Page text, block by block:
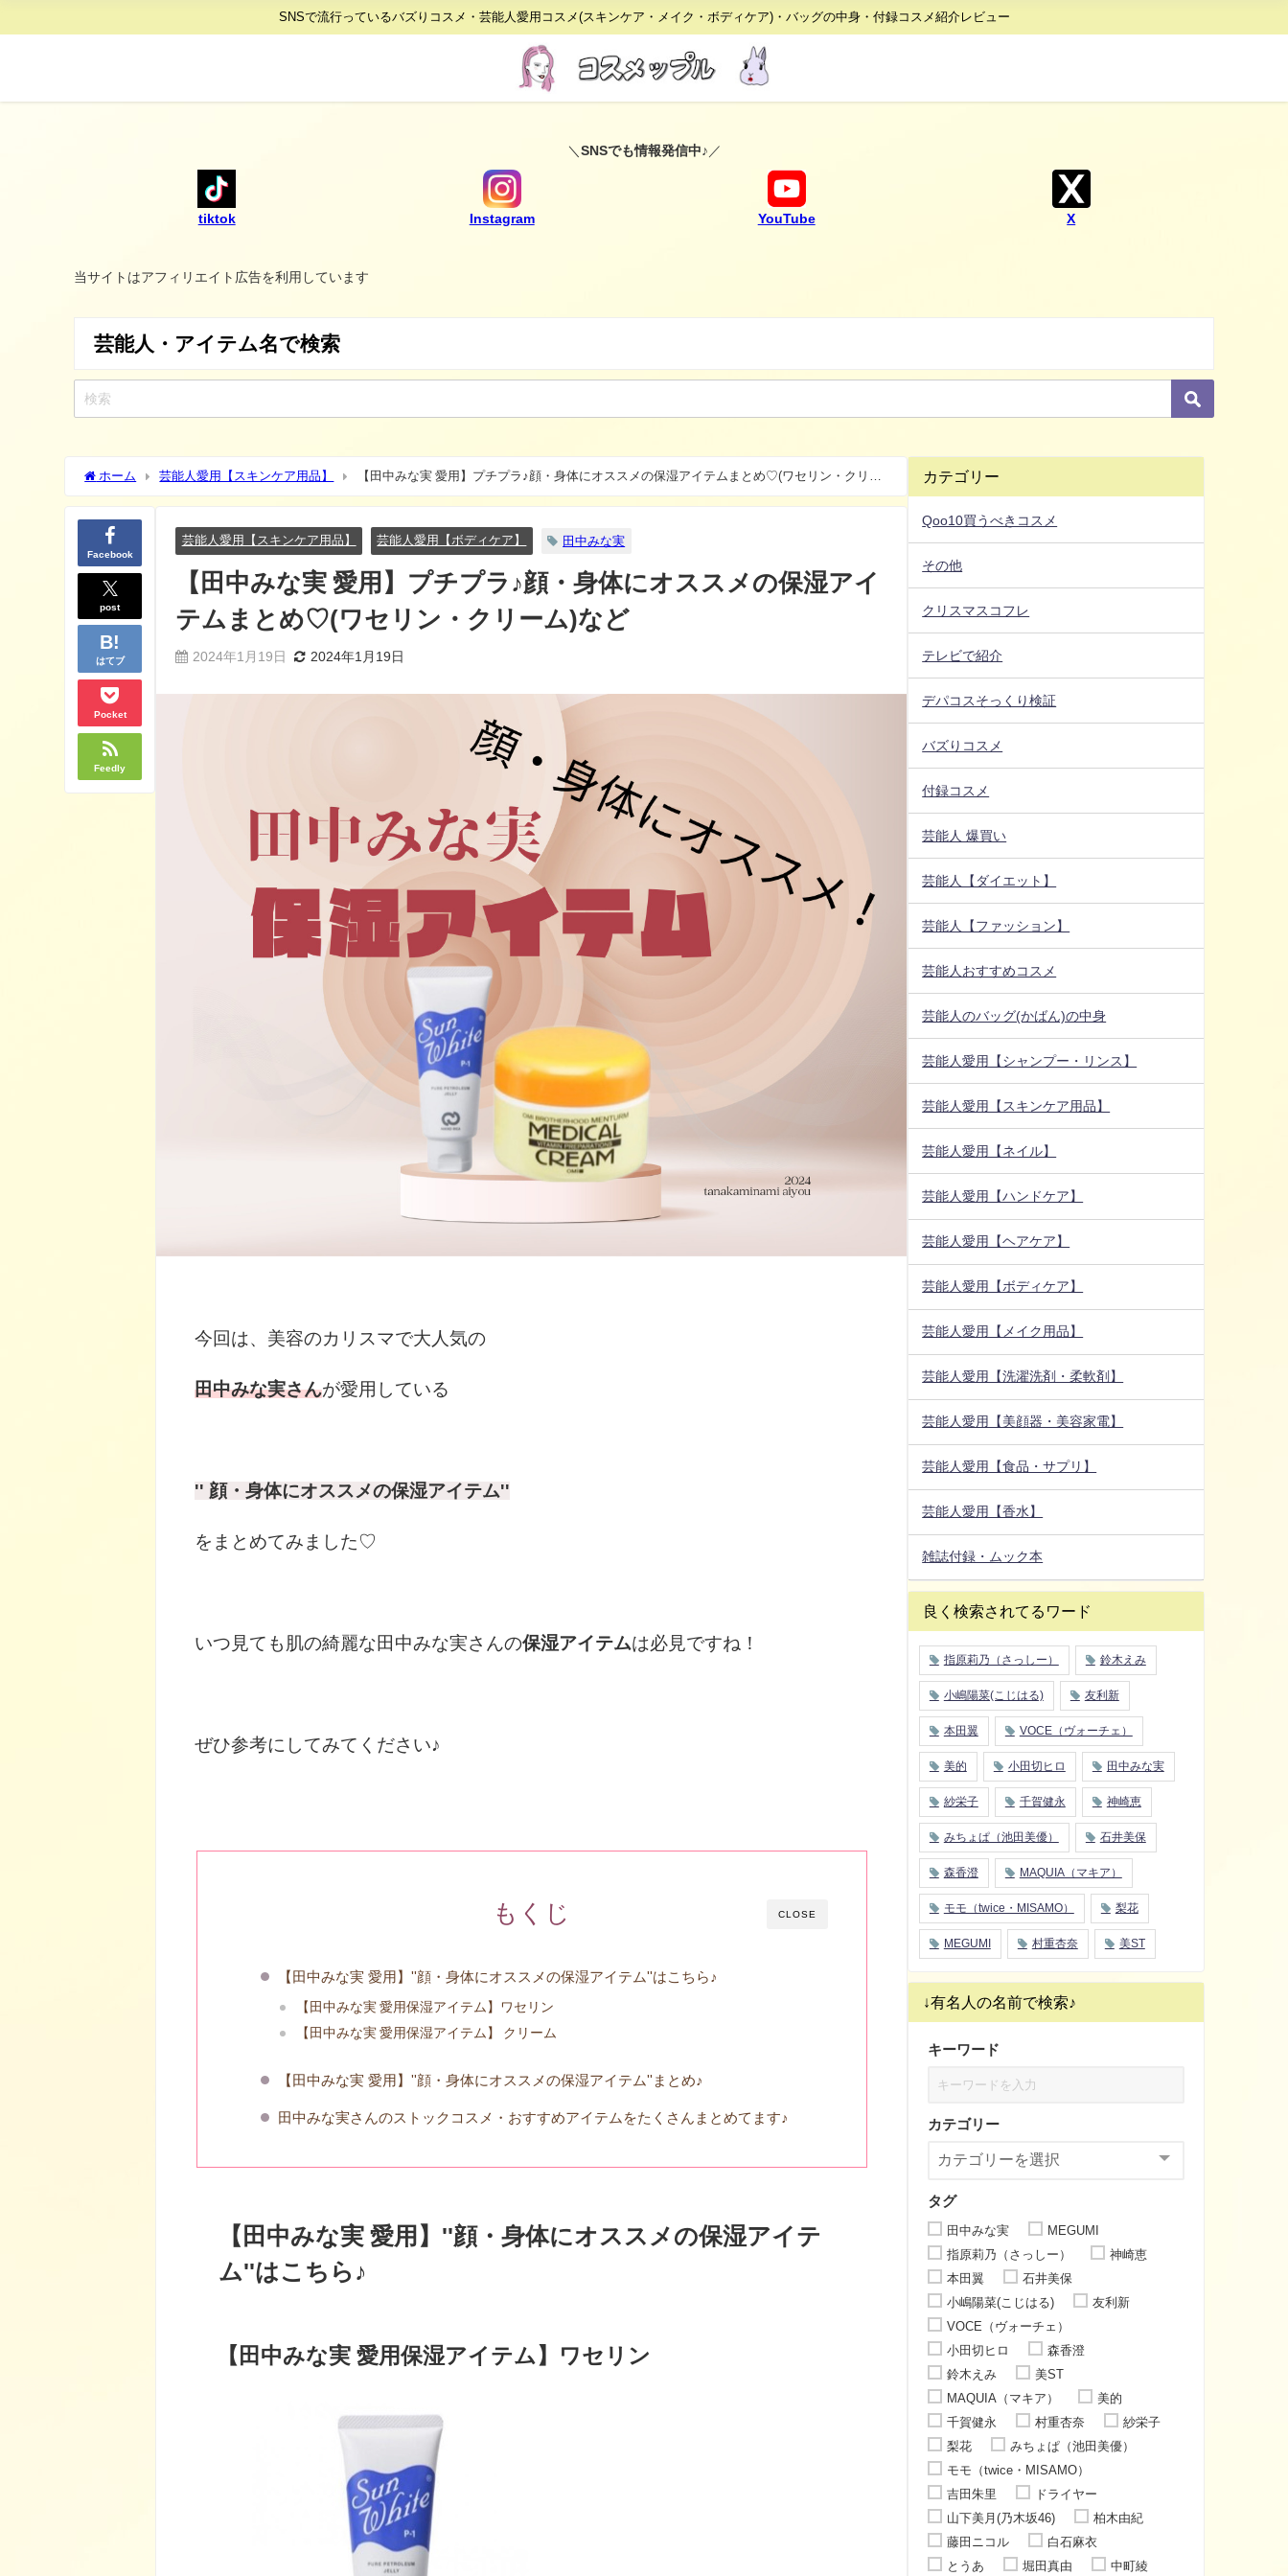
SNSで流行っているバズりコスメ・芸能人愛用コスメ(スキンケア・メイク・ボディケア)・バッグの中身・付録コスメ紹介レビュー
＼ SNSでも情報発信中♪ ／
tiktok Instagram YouTube X
当サイトはアフィリエイト広告を利用しています
芸能人・アイテム名で検索
ホーム 芸能人愛用【スキンケア用品】
【田中みな実 愛用】プチプラ♪顔・身体にオススメの保湿アイテムまとめ♡(ワセリン・クリー
ム)など
Facebook
post
はてブ
Pocket
Feedly
芸能人愛用【スキンケア用品】 芸能人愛用【ボディケア】 田中みな実
【田中みな実 愛用】プチプラ♪顔・身体にオススメの保湿アイ
テムまとめ♡(ワセリン・クリーム)など
2024年1月19日 2024年1月19日
今回は、美容のカリスマで大人気の
田中みな実さんが愛用している
'' 顔・身体にオススメの保湿アイテム''
をまとめてみました♡
いつ見ても肌の綺麗な田中みな実さんの保湿アイテムは必見ですね！
ぜひ参考にしてみてください♪
CLOSE
もくじ
【田中みな実 愛用】''顔・身体にオススメの保湿アイテム''はこちら♪
【田中みな実 愛用保湿アイテム】ワセリン
【田中みな実 愛用保湿アイテム】 クリーム
【田中みな実 愛用】''顔・身体にオススメの保湿アイテム''まとめ♪
田中みな実さんのストックコスメ・おすすめアイテムをたくさんまとめてます♪
【田中みな実 愛用】''顔・身体にオススメの保湿アイテ
ム''はこちら♪
【田中みな実 愛用保湿アイテム】ワセリン
カテゴリー
Qoo10買うべきコスメ
その他
クリスマスコフレ
テレビで紹介
デパコスそっくり検証
バズりコスメ
付録コスメ
芸能人 爆買い
芸能人【ダイエット】
芸能人【ファッション】
芸能人おすすめコスメ
芸能人のバッグ(かばん)の中身
芸能人愛用【シャンプー・リンス】
芸能人愛用【スキンケア用品】
芸能人愛用【ネイル】
芸能人愛用【ハンドケア】
芸能人愛用【ヘアケア】
芸能人愛用【ボディケア】
芸能人愛用【メイク用品】
芸能人愛用【洗濯洗剤・柔軟剤】
芸能人愛用【美顔器・美容家電】
芸能人愛用【食品・サプリ】
芸能人愛用【香水】
雑誌付録・ムック本
良く検索されてるワード
指原莉乃（さっしー） 鈴木えみ
小嶋陽菜(こじはる) 友利新
本田翼 VOCE（ヴォーチェ）
美的 小田切ヒロ 田中みな実
紗栄子 千賀健永 神崎恵
みちょぱ（池田美優） 石井美保
森香澄 MAQUIA（マキア）
モモ（twice・MISAMO） 梨花
MEGUMI 村重杏奈 美ST
↓有名人の名前で検索♪
キーワード
カテゴリー
タグ
田中みな実
MEGUMI
指原莉乃（さっしー）
神崎恵
本田翼
石井美保
小嶋陽菜(こじはる)
友利新
VOCE（ヴォーチェ）
小田切ヒロ
森香澄
鈴木えみ
美ST
MAQUIA（マキア）
美的
千賀健永
村重杏奈
紗栄子
梨花
みちょぱ（池田美優）
モモ（twice・MISAMO）
吉田朱里
ドライヤー
山下美月(乃木坂46)
柏木由紀
藤田ニコル
白石麻衣
とうあ
堀田真由 中町綾